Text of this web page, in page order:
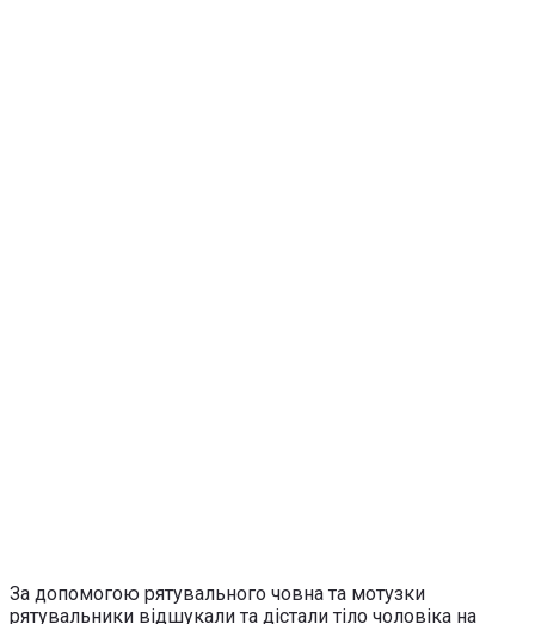
За допомогою рятувального човна та мотузки
рятувальники відшукали та дістали тіло чоловіка на